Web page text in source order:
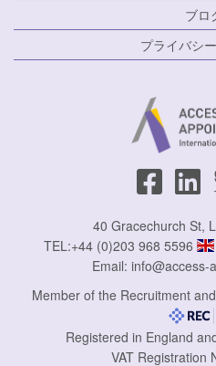
ブロ
プライバシ
40 Gracechurch St,
TEL:+44 (0)203 968 5596
Email: info@access-
Member of the Recruitment
Registered in England
VAT Registration